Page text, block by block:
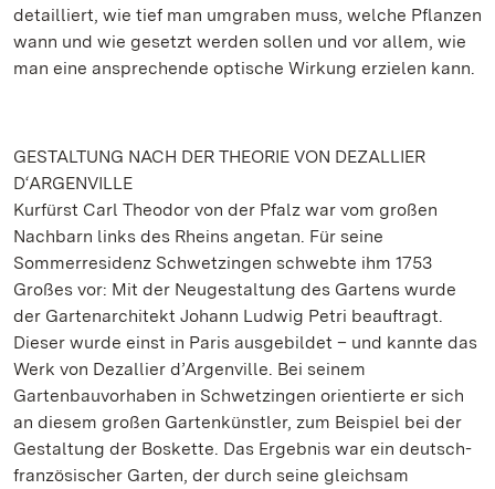
detailliert, wie tief man umgraben muss, welche Pflanzen
wann und wie gesetzt werden sollen und vor allem, wie
man eine ansprechende optische Wirkung erzielen kann.
GESTALTUNG NACH DER THEORIE VON DEZALLIER
D‘ARGENVILLE
Kurfürst Carl Theodor von der Pfalz war vom großen
Nachbarn links des Rheins angetan. Für seine
Sommerresidenz Schwetzingen schwebte ihm 1753
Großes vor: Mit der Neugestaltung des Gartens wurde
der Gartenarchitekt Johann Ludwig Petri beauftragt.
Dieser wurde einst in Paris ausgebildet – und kannte das
Werk von Dezallier d’Argenville. Bei seinem
Gartenbauvorhaben in Schwetzingen orientierte er sich
an diesem großen Gartenkünstler, zum Beispiel bei der
Gestaltung der Boskette. Das Ergebnis war ein deutsch-
französischer Garten, der durch seine gleichsam